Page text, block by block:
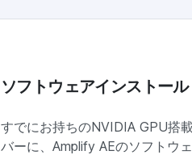
ソフトウェアインストール
すでにお持ちのNVIDIA GPU搭
バーに、Amplify AEのソフトウ